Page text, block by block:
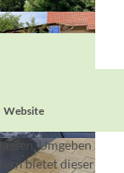
Websiteein, eine
Umgeben
bietet dieser